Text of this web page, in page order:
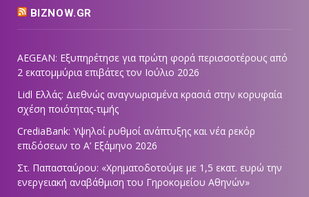
BIZNOW.GR
AEGEAN: Εξυπηρέτησε για πρώτη φορά περισσοτέρους από
2 εκατομμύρια επιβάτες τον Ιούλιο 2026
Lidl Ελλάς: Διεθνώς αναγνωρισμένα κρασιά στην κορυφαία
σχέση ποιότητας-τιμής
CrediaBank: Υψηλοί ρυθμοί ανάπτυξης και νέα ρεκόρ
επιδόσεων το Α’ Εξάμηνο 2026
Στ. Παπασταύρου: «Χρηματοδοτούμε με 1,5 εκατ. ευρώ την
ενεργειακή αναβάθμιση του Γηροκομείου Αθηνών»